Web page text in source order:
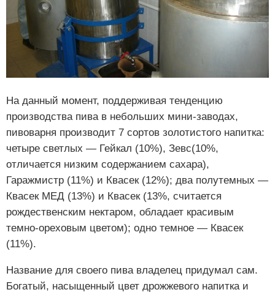
На данный момент, поддерживая тенденцию
производства пива в небольших мини-заводах,
пивоварня производит 7 сортов золотистого напитка:
четыре светлых — Гейкал (10%), Зевс(10%,
отличается низким содержанием сахара),
Гаражмистр (11%) и Квасек (12%); два полутемных —
Квасек МЕД (13%) и Квасек (13%, считается
рождественским нектаром, обладает красивым
темно-ореховым цветом); одно темное — Квасек
(11%).
Название для своего пива владелец придумал сам.
Богатый, насыщенный цвет дрожжевого напитка и